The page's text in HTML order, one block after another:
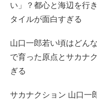
い」？都心と海辺を行
タイルが面白すぎる
山口一郎若い頃はどん
で育った原点とサカナ
ぎる
サカナクション 山口一